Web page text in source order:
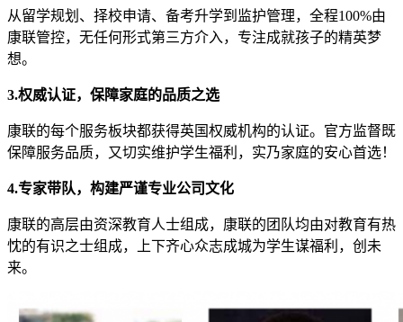
从留学规划、择校申请、备考升学到监护管理，全程100%由
康联管控，无任何形式第三方介入，专注成就孩子的精英梦
想。
3.权威认证，保障家庭的品质之选
康联的每个服务板块都获得英国权威机构的认证。官方监督既
保障服务品质，又切实维护学生福利，实乃家庭的安心首选！
4.专家带队，构建严谨专业公司文化
康联的高层由资深教育人士组成，康联的团队均由对教育有热
忱的有识之士组成，上下齐心众志成城为学生谋福利，创未
来。